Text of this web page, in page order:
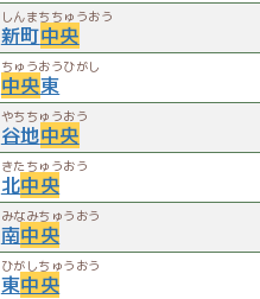
しんまちちゅうおう
新町中央
ちゅうおうひがし
中央東
やちちゅうおう
谷地中央
きたちゅうおう
北中央
みなみちゅうおう
南中央
ひがしちゅうおう
東中央